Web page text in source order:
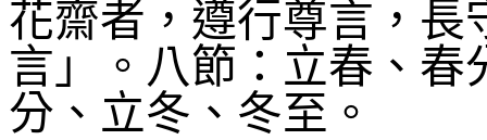
花齋者，遵行尊言，長
言」。八節：立春、春
分、立冬、冬至。